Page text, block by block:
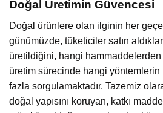
Doğal Üretimin Güvencesi
Doğal ürünlere olan ilginin her
günümüzde, tüketiciler satın
üretildiğini, hangi
üretim sürecinde hangi yöntemlerin
fazla sorgulamaktadır. Tazemiz
doğal yapısını koruyan, katkı